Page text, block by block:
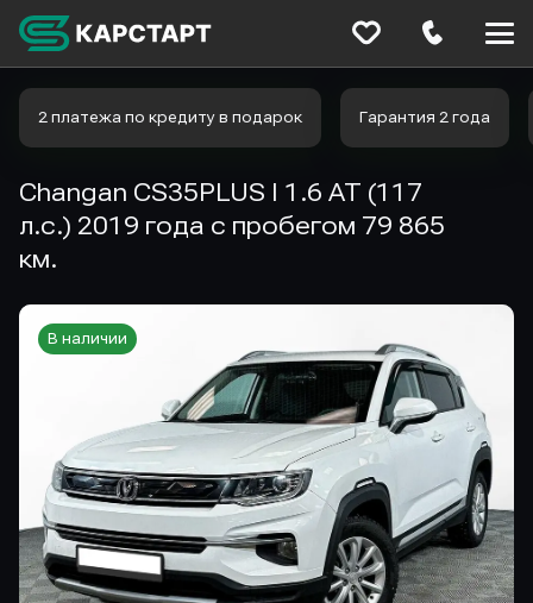
2 платежа по кредиту в подарок Гарантия 2 года
Changan CS35PLUS I 1.6 AT (117
л.с.) 2019 года с пробегом 79 865
км.
В наличии